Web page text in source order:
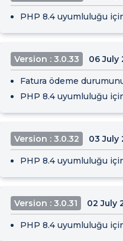
PHP 8.4 uyumluluğu
Version : 3.0.33 06 July
Fatura ödeme
PHP 8.4 uyumluluğu
Version : 3.0.32 03 July
PHP 8.4 uyumluluğu
Version : 3.0.31 02 July
PHP 8.4 uyumluluğu